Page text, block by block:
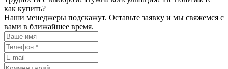
как купить?
Наши менеджеры подскажут. Оставьте заявку и мы свяжемся с
вами в ближайшее время.